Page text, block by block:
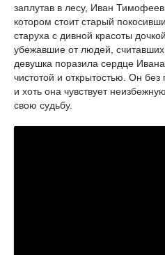
заплутав в лесу, Иван
котором стоит старый
старуха с дивной красоты
убежавшие от людей,
девушка поразила сердце
чистотой и открытостью. Он
и хоть она чувствует
свою судьбу.